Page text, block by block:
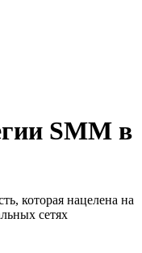
SMM в
которая нацелена на
сетях